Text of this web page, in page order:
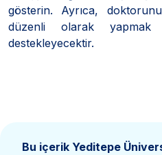
gösterin. Ayrıca,
düzenli olarak yapmak
destekleyecektir.
Bu içerik Yeditepe